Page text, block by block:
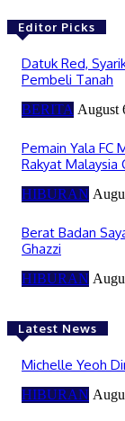
Editor Picks
Datuk Red,
Pembeli Tanah
BERITA August
Pemain Yala FC
Rakyat Malaysia
HIBURAN
Berat Badan
Ghazzi
HIBURAN
Latest News
Michelle Yeoh
HIBURAN